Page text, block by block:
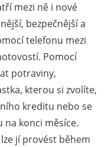
mezi ně i nové
bezpečnější a
telefonu mezi
Pomocí
potraviny,
kterou si zvolíte,
kreditu nebo se
na konci měsíce.
jí provést během